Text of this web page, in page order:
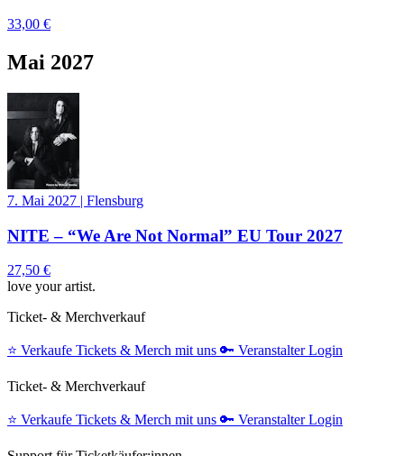
33,00 €
Mai 2027
7. Mai 2027 | Flensburg
NITE – “We Are Not Normal” EU Tour 2027
27,50 €
love your artist.
Ticket- & Merchverkauf
⭐️ Verkaufe Tickets & Merch mit uns 🔑 Veranstalter Login
Ticket- & Merchverkauf
⭐️ Verkaufe Tickets & Merch mit uns 🔑 Veranstalter Login